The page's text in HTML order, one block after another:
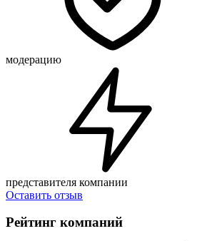
модерацию
представителя компании
Оставить отзыв
Рейтинг компаний